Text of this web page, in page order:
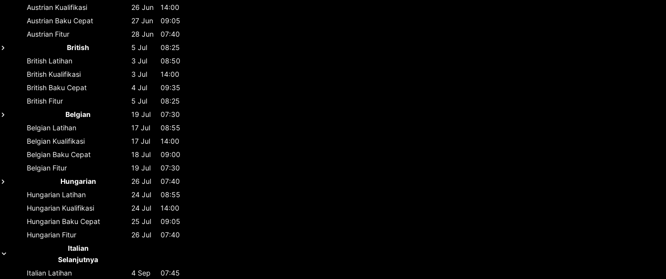
Austrian Kualifikasi 26 Jun
14:00
Austrian Baku Cepat 27 Jun
09:05
Austrian Fitur 28 Jun
07:40
British
5 Jul
08:25
British Latihan 3 Jul
08:50
British Kualifikasi 3 Jul
14:00
British Baku Cepat 4 Jul
09:35
British Fitur 5 Jul
08:25
Belgian
19 Jul
07:30
Belgian Latihan 17 Jul
08:55
Belgian Kualifikasi 17 Jul
14:00
Belgian Baku Cepat 18 Jul
09:00
Belgian Fitur 19 Jul
07:30
Hungarian
26 Jul
07:40
Hungarian Latihan 24 Jul
08:55
Hungarian Kualifikasi 24 Jul
14:00
Hungarian Baku Cepat 25 Jul
09:05
Hungarian Fitur 26 Jul
07:40
Italian
Selanjutnya
Italian Latihan 4 Sep
07:45